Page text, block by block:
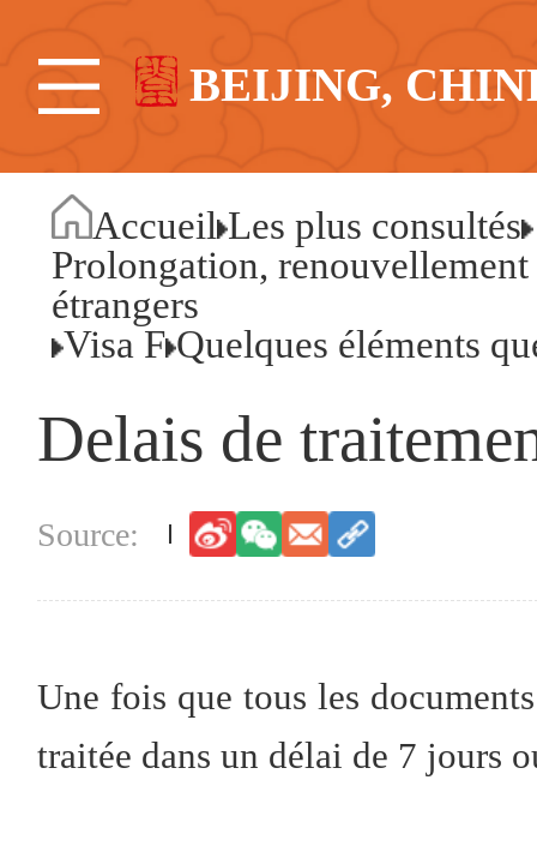
BEIJING,
Accueil Les plus consultés
Prolongation,
étrangers
Visa F Quelques éléments
Delais de
Une fois que tous les
traitée dans un délai de 7 jours